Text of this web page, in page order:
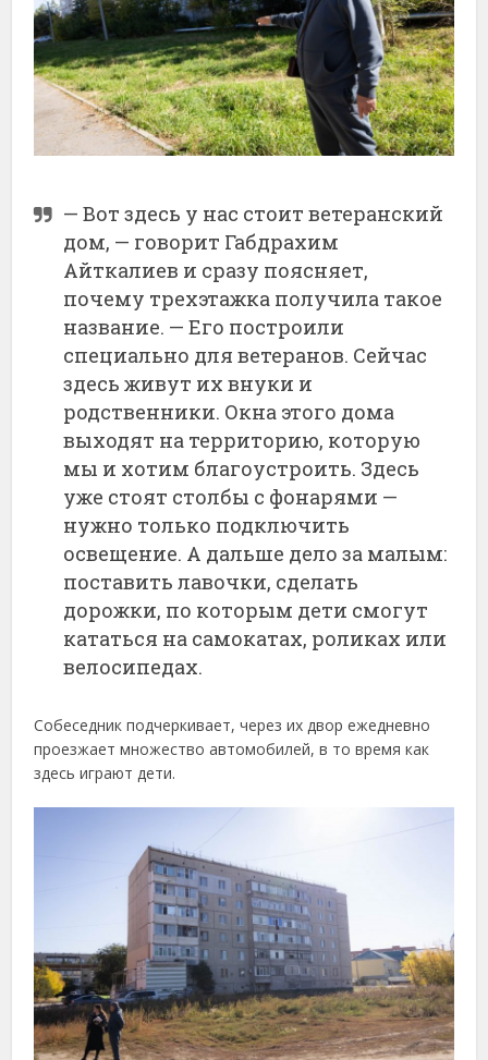
— Вот здесь у нас стоит ветеранский
дом, — говорит Габдрахим
Айткалиев и сразу поясняет,
почему трехэтажка получила такое
название. — Его построили
специально для ветеранов. Сейчас
здесь живут их внуки и
родственники. Окна этого дома
выходят на территорию, которую
мы и хотим благоустроить. Здесь
уже стоят столбы с фонарями —
нужно только подключить
освещение. А дальше дело за малым:
поставить лавочки, сделать
дорожки, по которым дети смогут
кататься на самокатах, роликах или
велосипедах.
Собеседник подчеркивает, через их двор ежедневно
проезжает множество автомобилей, в то время как
здесь играют дети.